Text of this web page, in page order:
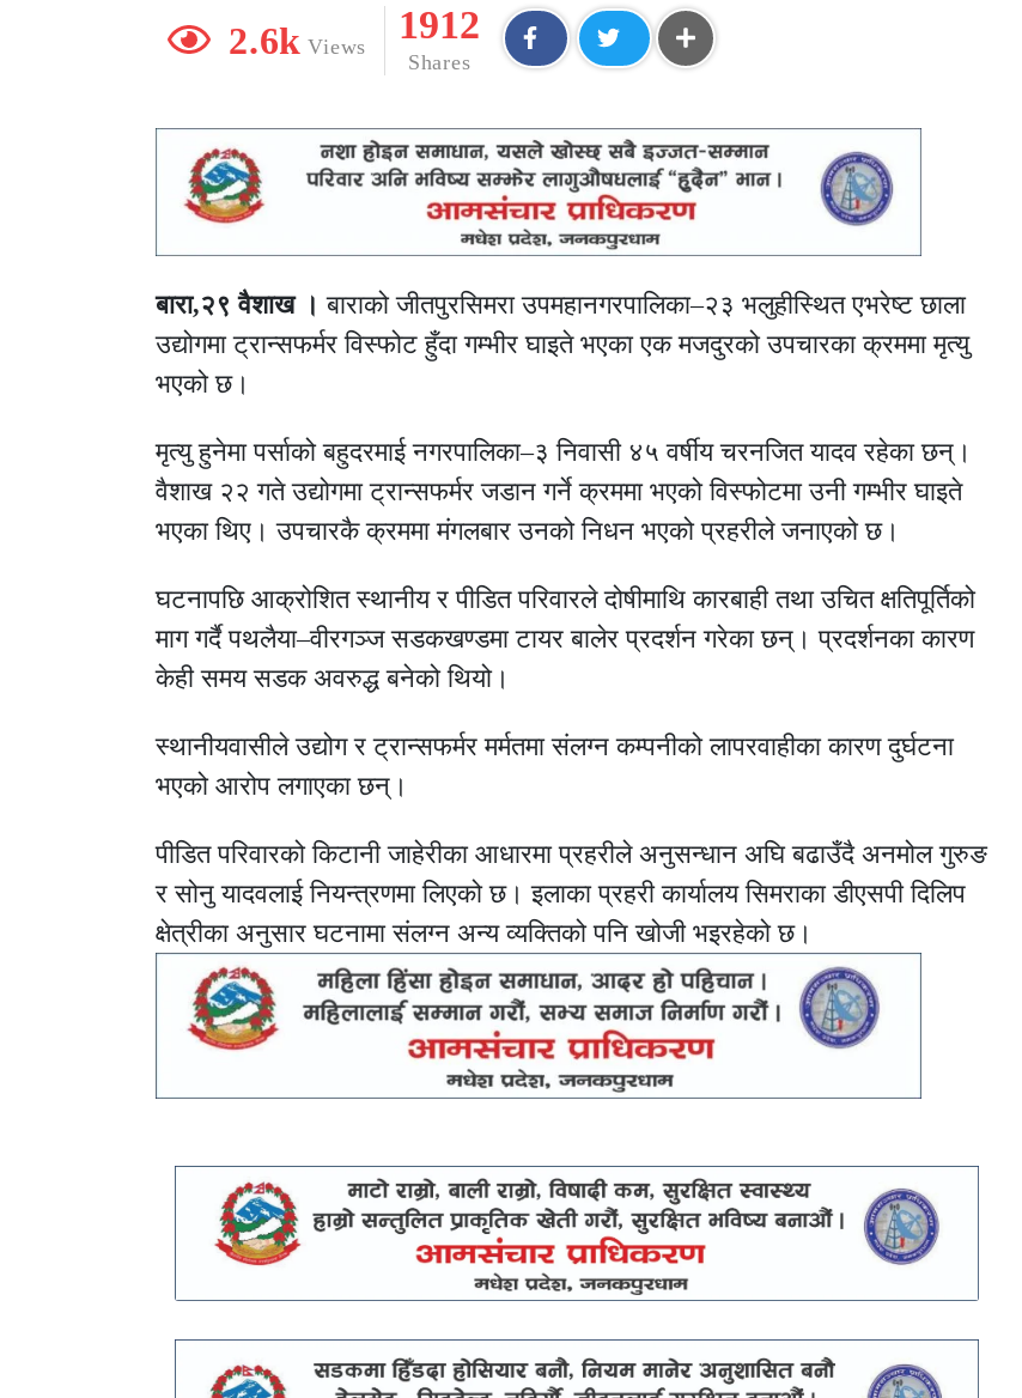
2.6k Views
1912
Shares
बारा,२९ वैशाख । बाराको जीतपुरसिमरा उपमहानगरपालिका–२३ भलुहीस्थित एभरेष्ट छाला
उद्योगमा ट्रान्सफर्मर विस्फोट हुँदा गम्भीर घाइते भएका एक मजदुरको उपचारका क्रममा मृत्यु
भएको छ।
मृत्यु हुनेमा पर्साको बहुदरमाई नगरपालिका–३ निवासी ४५ वर्षीय चरनजित यादव रहेका छन्।
वैशाख २२ गते उद्योगमा ट्रान्सफर्मर जडान गर्ने क्रममा भएको विस्फोटमा उनी गम्भीर घाइते
भएका थिए। उपचारकै क्रममा मंगलबार उनको निधन भएको प्रहरीले जनाएको छ।
घटनापछि आक्रोशित स्थानीय र पीडित परिवारले दोषीमाथि कारबाही तथा उचित क्षतिपूर्तिको
माग गर्दै पथलैया–वीरगञ्ज सडकखण्डमा टायर बालेर प्रदर्शन गरेका छन्। प्रदर्शनका कारण
केही समय सडक अवरुद्ध बनेको थियो।
स्थानीयवासीले उद्योग र ट्रान्सफर्मर मर्मतमा संलग्न कम्पनीको लापरवाहीका कारण दुर्घटना
भएको आरोप लगाएका छन्।
पीडित परिवारको किटानी जाहेरीका आधारमा प्रहरीले अनुसन्धान अघि बढाउँदै अनमोल गुरुङ
र सोनु यादवलाई नियन्त्रणमा लिएको छ। इलाका प्रहरी कार्यालय सिमराका डीएसपी दिलिप
क्षेत्रीका अनुसार घटनामा संलग्न अन्य व्यक्तिको पनि खोजी भइरहेको छ।